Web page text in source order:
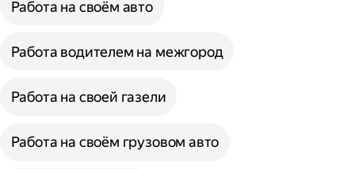
Работа на своём авто
Работа водителем на межгород
Работа на своей газели
Работа на своём грузовом авто